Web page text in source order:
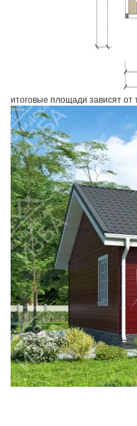
итоговые площади зависят